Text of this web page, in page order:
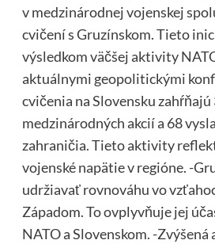
v medzinárodnej vojenskej
cvičení s Gruzínskom. Tieto
výsledkom väčšej aktivity
aktuálnymi geopolitickými
cvičenia na Slovensku zahŕňajú
medzinárodných akcií a 68
zahraničia. Tieto aktivity
vojenské napätie v regióne. -
udržiavať rovnováhu vo
Západom. To ovplyvňuje jej
NATO a Slovenskom. -